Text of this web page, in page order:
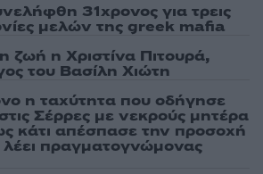
31χρονος για τρεις
μελών της greek mafia
ζωή η Χριστίνα Πιτουρά,
του Βασίλη Χιώτη
η ταχύτητα που οδήγησε
Σέρρες με νεκρούς μητέρα
κάτι απέσπασε την προσοχή
πραγματογνώμονας